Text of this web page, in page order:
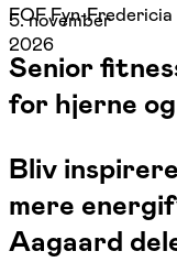
5. november
2026
FOF Fyn-Fredericia
Senior
for hjerne
Bliv
mere
Aagaard